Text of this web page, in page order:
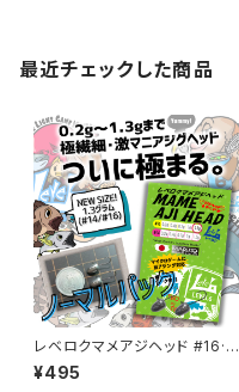
最近チェックした商品
レベロクマメアジヘッド #16·#1
4ノーマルパック【JigHead Ma
nia】 各サイズ
¥495